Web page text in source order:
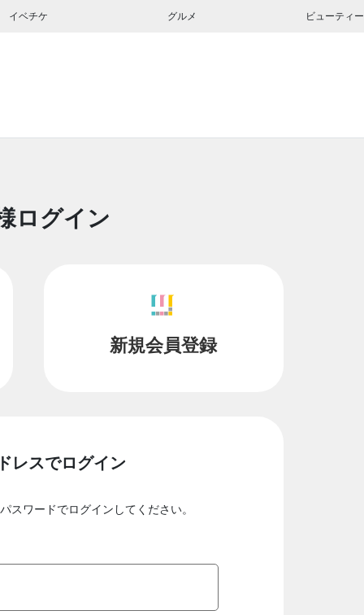
イベチケ グルメ ビューティー
ログイン
新規会員登録
レスでログイン
スワードでログインしてください。